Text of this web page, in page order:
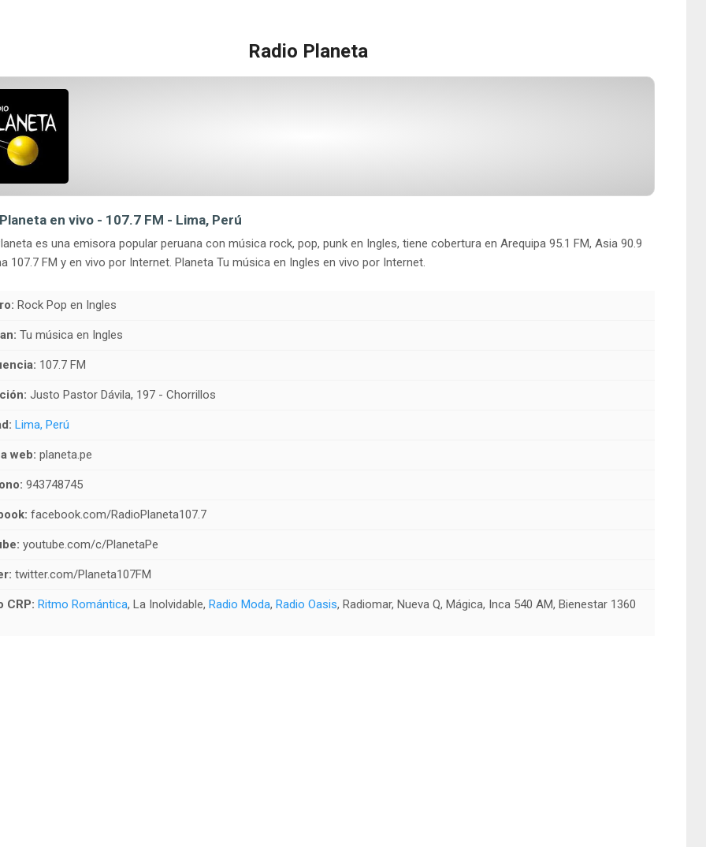
Radio Planeta
en vivo - 107.7 FM - Lima, Perú
es una emisora popular peruana con música rock, pop, punk en Ingles, tiene cobertura en Arequipa 95.1 FM, Asia 90.9
107.7 FM y en vivo por Internet. Planeta Tu música en Ingles en vivo por Internet.
Rock Pop en Ingles
Tu música en Ingles
107.7 FM
Justo Pastor Dávila, 197 - Chorrillos
Lima, Perú
web: planeta.pe
943748745
facebook.com/RadioPlaneta107.7
youtube.com/c/PlanetaPe
twitter.com/Planeta107FM
CRP: Ritmo Romántica, La Inolvidable, Radio Moda, Radio Oasis, Radiomar, Nueva Q, Mágica, Inca 540 AM, Bienestar 1360